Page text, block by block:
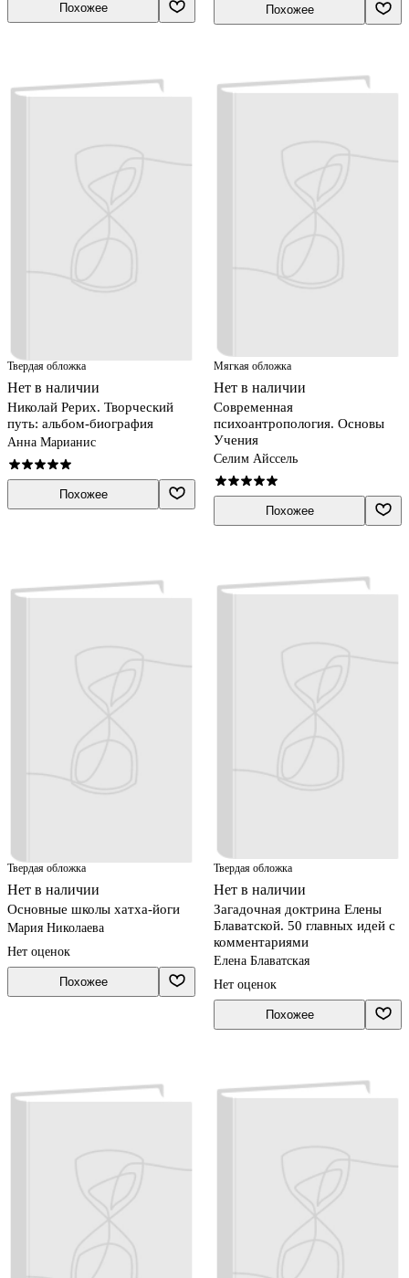
Похожее Похожее
Твердая обложка
Нет в наличии
Николай Рерих. Творческий
путь: альбом-биография
Анна Марианис
Похожее
Мягкая обложка
Нет в наличии
Современная
психоантропология. Основы
Учения
Селим Айссель
Похожее
Твердая обложка
Нет в наличии
Основные школы хатха-йоги
Мария Николаева
Нет оценок
Похожее
Твердая обложка
Нет в наличии
Загадочная доктрина Елены
Блаватской. 50 главных идей с
комментариями
Елена Блаватская
Нет оценок
Похожее